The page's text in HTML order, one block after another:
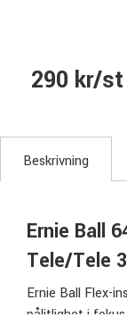
290 kr/st
Beskrivning
Ernie Ball
Tele/Tele
Ernie Ball Flex-
pålitlighet i